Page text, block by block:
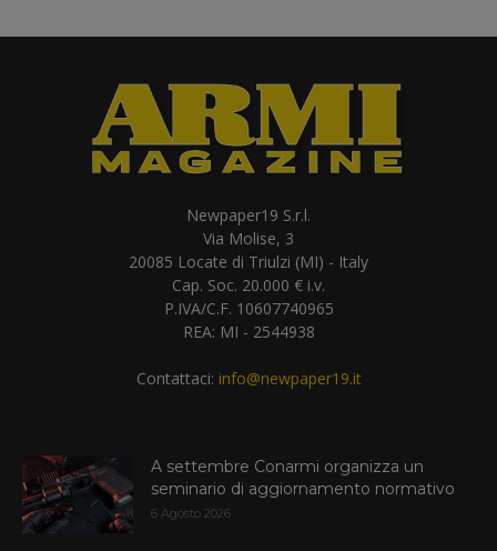
Newpaper19 S.r.l.
Via Molise, 3
20085 Locate di Triulzi (MI) - Italy
Cap. Soc. 20.000 € i.v.
P.IVA/C.F. 10607740965
REA: MI - 2544938
Contattaci: info@newpaper19.it
A settembre Conarmi organizza un
seminario di aggiornamento normativo
6 Agosto 2026